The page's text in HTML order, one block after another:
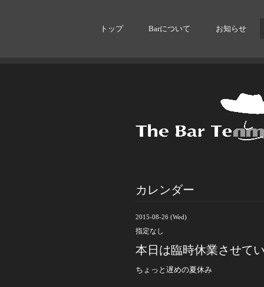
トップ Barについて お知らせ
カレンダー
2015-08-26 (Wed)
指定なし
本日は臨時休業させて
ちょっと遅めの夏休み